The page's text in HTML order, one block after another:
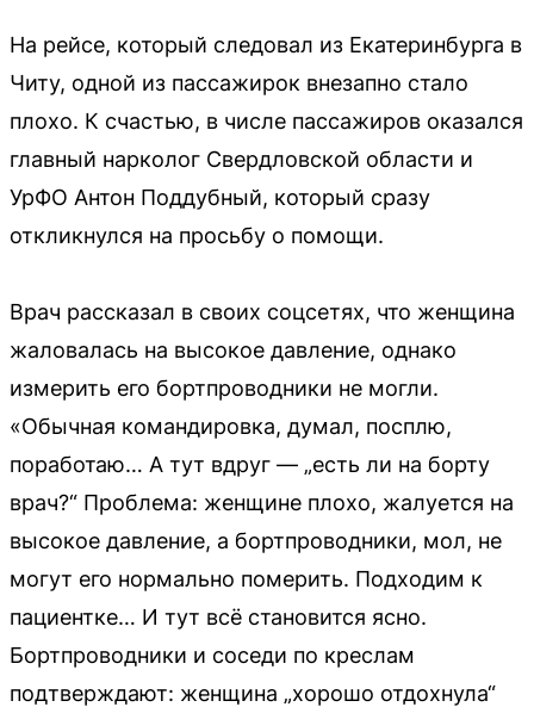
На рейсе, который следовал из Екатеринбурга в
Читу, одной из пассажирок внезапно стало
плохо. К счастью, в числе пассажиров оказался
главный нарколог Свердловской области и
УрФО Антон Поддубный, который сразу
откликнулся на просьбу о помощи.
Врач рассказал в своих соцсетях, что женщина
жаловалась на высокое давление, однако
измерить его бортпроводники не могли.
«Обычная командировка, думал, посплю,
поработаю… А тут вдруг — „есть ли на борту
врач?“ Проблема: женщине плохо, жалуется на
высокое давление, а бортпроводники, мол, не
могут его нормально померить. Подходим к
пациентке… И тут всё становится ясно.
Бортпроводники и соседи по креслам
подтверждают: женщина „хорошо отдохнула“